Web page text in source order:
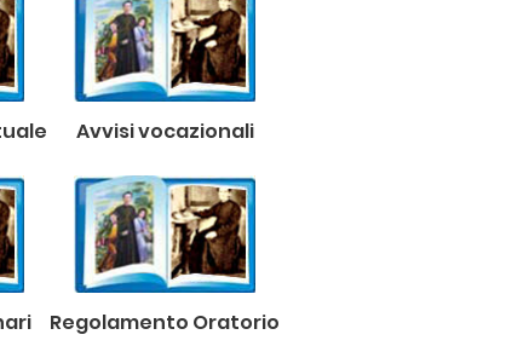
Avvisi vocazionali
Regolamento Oratorio